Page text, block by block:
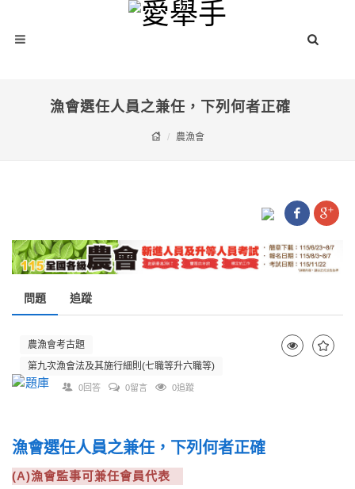
漁會選任人員之兼任，下列何者正確
農漁會
問題 追蹤
農漁會考古題
第九次漁會法及其施行細則(七職等升六職等)
0回答 0留言 0追蹤
漁會選任人員之兼任，下列何者正確
(A)漁會監事可兼任會員代表